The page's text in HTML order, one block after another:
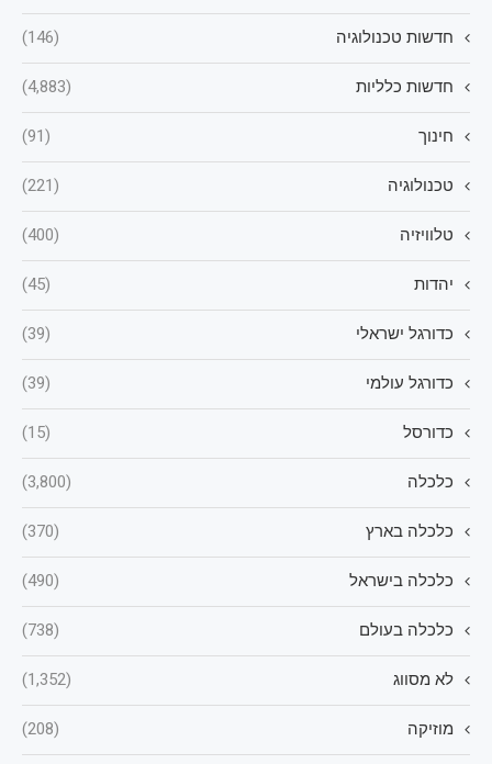
חדשות טכנולוגיה (146)
חדשות כלליות (4,883)
חינוך (91)
טכנולוגיה (221)
טלוויזיה (400)
יהדות (45)
כדורגל ישראלי (39)
כדורגל עולמי (39)
כדורסל (15)
כלכלה (3,800)
כלכלה בארץ (370)
כלכלה בישראל (490)
כלכלה בעולם (738)
לא מסווג (1,352)
מוזיקה (208)